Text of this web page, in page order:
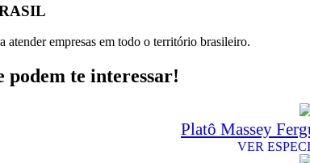
empresas em todo o território brasileiro.
te interessar!
Platô Massey
VER